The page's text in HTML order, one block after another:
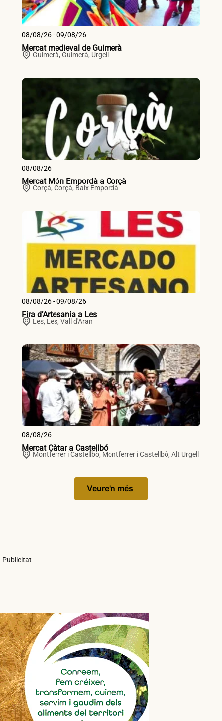
08/08/26 - 09/08/26
Mercat medieval de Guimerà
Guimerà, Guimerà, Urgell
08/08/26
Mercat Món Empordà a Corçà
Corçà, Corçà, Baix Empordà
08/08/26 - 09/08/26
Fira d’Artesania a Les
Les, Les, Vall d'Aran
08/08/26
Mercat Càtar a Castellbó
Montferrer i Castellbò, Montferrer i Castellbò, Alt Urgell
Veure'n més
Publicitat